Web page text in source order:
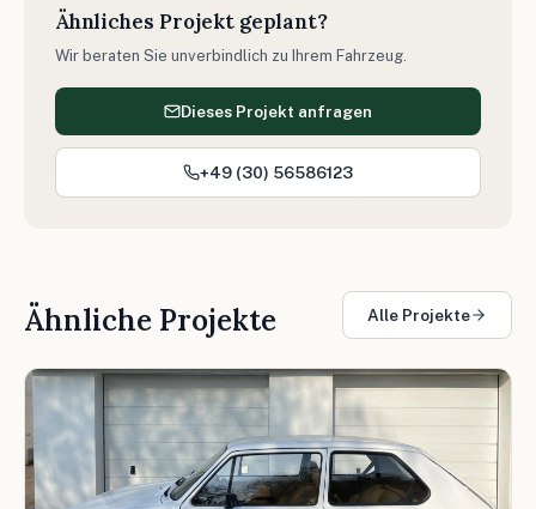
Ähnliches Projekt geplant?
Wir beraten Sie unverbindlich zu Ihrem Fahrzeug.
Dieses Projekt anfragen
+49 (30) 56586123
Ähnliche Projekte Alle Projekte